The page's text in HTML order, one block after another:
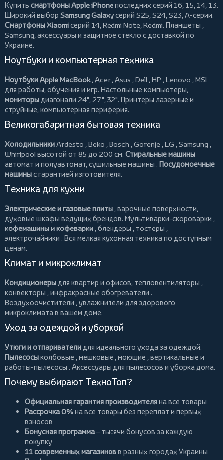
Купить смартфоны Apple iPhoneпоследних серий 16, 15, 14, 13.
Широкий выбор Samsung Galaxyсерий S25, S24, S23, A-серии.
Смартфоны Xiaomiсерий 14, Redmi Note, Redmi. Планшеты ,
Samsung, аксессуары и защитное стекло с доставкой по
Украине.
Ноутбуки и компьютерная техника
Ноутбуки Apple MacBook,Acer ,Asus ,Dell ,HP ,Lenovo ,MSI
для работы, обучения и игр. Настольные компьютеры,
мониторыдиагонали 24", 27", 32". Принтеры лазерные и
струйные, компьютерная периферия.
Великогабаритная бытовая техника
ХолодильникиArdesto ,Beko ,Bosch ,Gorenje ,LG ,Samsung ,
Whirlpool высотой от 85 до 200 см. Стиральные машины
автомат и полуавтомат,сушильные машины . Посудомоечные
машиныс гарантией изготовителя.
Техника для кухни
Электрические и газовые плиты , варочные поверхности,
духовые шкафы ведущих брендов. Мультиварки-скороварки ,
кофемашины и кофеварки ,блендеры , тостеры ,
электрочайники . Вся мелкая кухонная техника по доступным
ценам.
Климат и микроклимат
Кондиционерыдля квартир и офисов, тепловентиляторы ,
конвекторы ,инфракрасные обогреватели .
Воздухоочистители , увлажнители для здорового
микроклимата в вашем доме.
Уход за одеждой и уборкой
Утюги и отпаривателидля идеального ухода за одеждой.
Пылесосыколбовые ,мешковые ,моющие ,вертикальные и
работы-пылесосы . Аксессуары для пылесосов и уборка дома.
Почему выбирают ТехноТоп?
Официальная гарантия производителяна все товары
Рассрочка 0%на все товары без переплат и первых
взносов
Бонусная программа– тысячи бонусов за каждую
покупку
11 современных магазиновв разных городах Украины